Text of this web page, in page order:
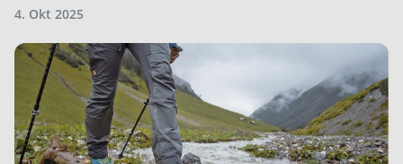
4. Okt 2025